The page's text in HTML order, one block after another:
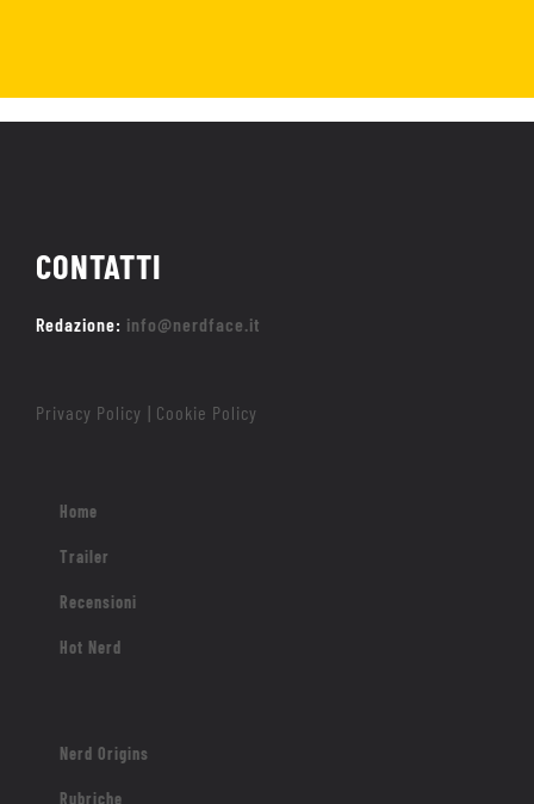
CONTATTI
Redazione: info@nerdface.it
Privacy Policy | Cookie Policy
Home
Trailer
Recensioni
Hot Nerd
Nerd Origins
Rubriche